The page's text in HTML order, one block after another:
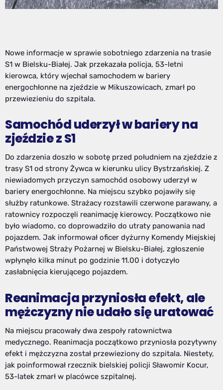
Nowe informacje w sprawie sobotniego zdarzenia na trasie
S1 w Bielsku-Białej. Jak przekazała policja, 53-letni
kierowca, który wjechał samochodem w bariery
energochłonne na zjeździe w Mikuszowicach, zmarł po
przewiezieniu do szpitala.
Samochód uderzył w bariery na
zjeździe z S1
Do zdarzenia doszło w sobotę przed południem na zjeździe z
trasy S1 od strony Żywca w kierunku ulicy Bystrzańskiej. Z
niewiadomych przyczyn samochód osobowy uderzył w
bariery energochłonne. Na miejscu szybko pojawiły się
służby ratunkowe. Strażacy rozstawili czerwone parawany, a
ratownicy rozpoczęli reanimację kierowcy. Początkowo nie
było wiadomo, co doprowadziło do utraty panowania nad
pojazdem. Jak informował oficer dyżurny Komendy Miejskiej
Państwowej Straży Pożarnej w Bielsku-Białej, zgłoszenie
wpłynęło kilka minut po godzinie 11.00 i dotyczyło
zasłabnięcia kierującego pojazdem.
Reanimacja przyniosła efekt, ale
mężczyzny nie udało się uratować
Na miejscu pracowały dwa zespoły ratownictwa
medycznego. Reanimacja początkowo przyniosła pozytywny
efekt i mężczyzna został przewieziony do szpitala. Niestety,
jak poinformował rzecznik bielskiej policji Sławomir Kocur,
53-latek zmarł w placówce szpitalnej.